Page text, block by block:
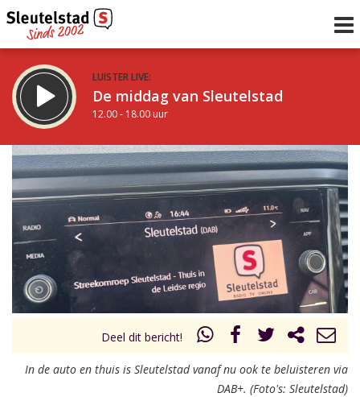
LUISTER LIVE:
De middag van Sleutelstad
12.00 - 18.00 uur
STRAKS:
De avond van Sleutelstad
18.00 - 19.00 uur
Vorig uur
uur 1 van 0 Volgend uur
Deel dit bericht!
In de auto en thuis is Sleutelstad vanaf nu ook te beluisteren via
DAB+. (Foto's: Sleutelstad)